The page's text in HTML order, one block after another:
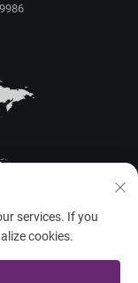
services. If you
cookies.